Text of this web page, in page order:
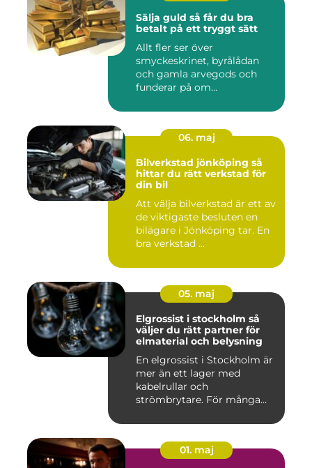
Sälja guld så får du bra
betalt på ett tryggt sätt
Allt fler ser över
smyckeskrinet, byrålådan
och gamla arvegods och
funderar på om
06. maj
Bilverkstad jönköping så
hittar du rätt verkstad för
din bil
Att välja bilverkstad är ett av
de viktigaste besluten en
bilägare i Jönköping tar. En
bra verkstad ...
05. maj
Elgrossist i stockholm så
väljer du rätt partner för
elmaterial och belysning
En elgrossist i Stockholm är
mer än ett lager med
kabelrullar och
strömbrytare. För många
01. maj